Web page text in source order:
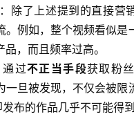
除了上述提到的直接营
。例如，整个视频看似是
，而且频率过高。
通过不正当手段获取粉
一旦被发现，不仅会被限
布的作品几乎不可能得